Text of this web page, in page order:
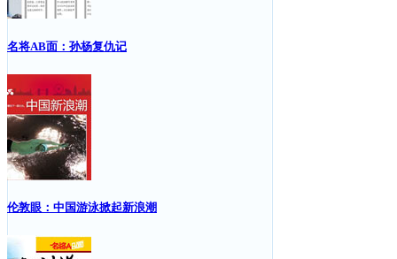
名将AB面：孙杨复仇记
伦敦眼：中国游泳掀起新浪潮